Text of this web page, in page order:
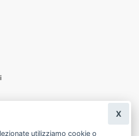
utilizziamo cookie o
X